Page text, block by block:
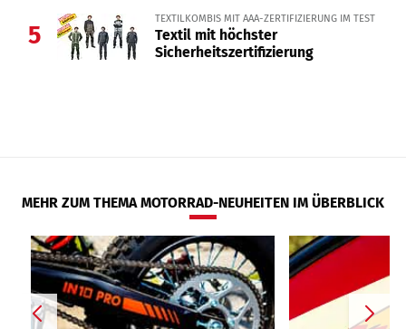
5
TEXTILKOMBIS MIT AAA-ZERTIFIZIERUNG IM TEST
Textil mit höchster
Sicherheitszertifizierung
MEHR ZUM THEMA MOTORRAD-NEUHEITEN IM ÜBERBLICK